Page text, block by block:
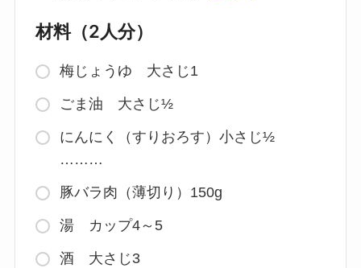
材料（2人分）
梅じょうゆ 大さじ1
ごま油 大さじ½
にんにく（すりおろす）小さじ½
………
豚バラ肉（薄切り）150g
湯 カップ4～5
酒 大さじ3